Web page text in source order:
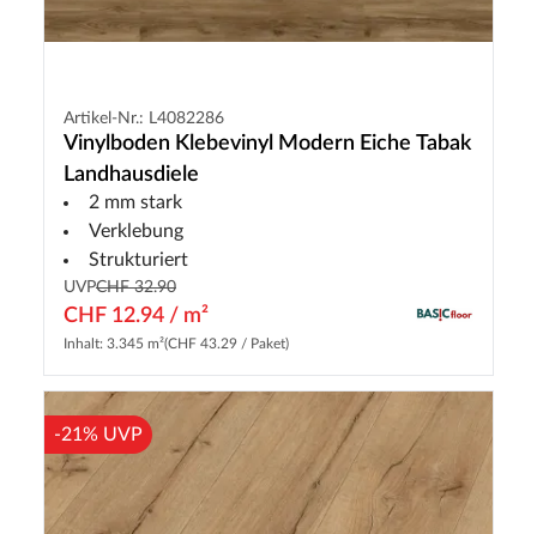
Artikel-Nr.: L4082286
Vinylboden Klebevinyl Modern Eiche Tabak
Landhausdiele
2 mm stark
Verklebung
Strukturiert
UVPCHF 32.90
CHF 12.94 / m²
Inhalt: 3.345 m²(CHF 43.29 / Paket)
-21% UVP